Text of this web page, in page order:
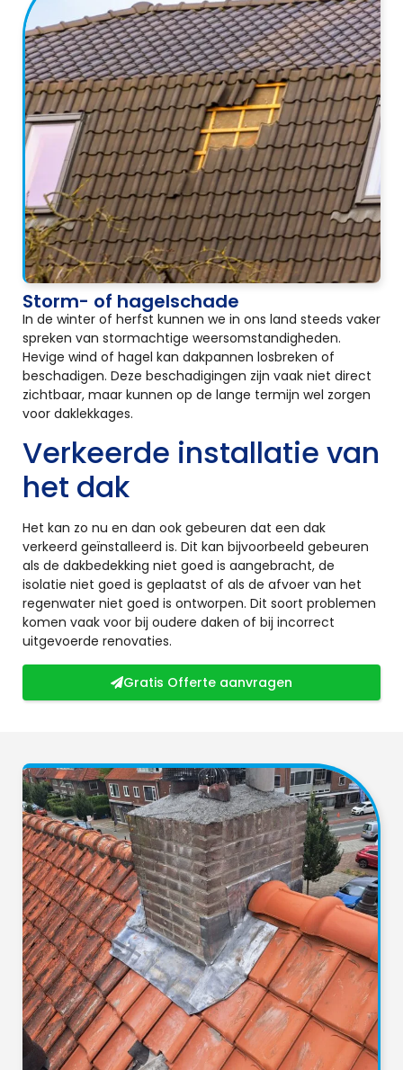
Storm- of hagelschade
In de winter of herfst kunnen we in ons land steeds vaker
spreken van stormachtige weersomstandigheden.
Hevige wind of hagel kan dakpannen losbreken of
beschadigen. Deze beschadigingen zijn vaak niet direct
zichtbaar, maar kunnen op de lange termijn wel zorgen
voor daklekkages.
Verkeerde installatie van
het dak
Het kan zo nu en dan ook gebeuren dat een dak
verkeerd geïnstalleerd is. Dit kan bijvoorbeeld gebeuren
als de dakbedekking niet goed is aangebracht, de
isolatie niet goed is geplaatst of als de afvoer van het
regenwater niet goed is ontworpen. Dit soort problemen
komen vaak voor bij oudere daken of bij incorrect
uitgevoerde renovaties.
Gratis Offerte aanvragen